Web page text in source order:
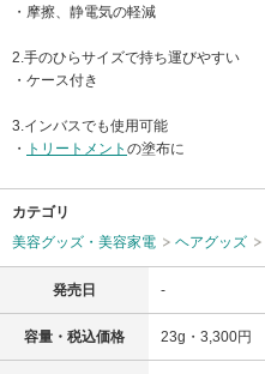
・摩擦、静電気の軽減
2.手のひらサイズで持ち運びやすい
・ケース付き
3.インバスでも使用可能
・
トリートメント の塗布に
カテゴリ
美容グッズ・美容家電
ヘアグッズ
発売日 -
容量・税込価格 23g・3,300円